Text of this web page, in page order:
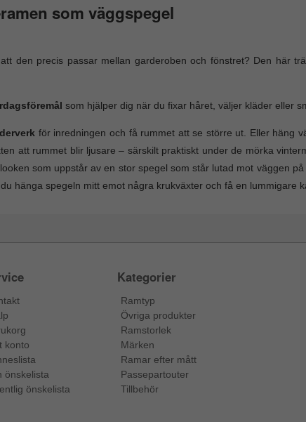
som väggspegel
den precis passar mellan garderoben och fönstret? Den här
som hjälper dig när du fixar håret, väljer kläder eller
för inredningen och få rummet att se större ut. Eller häng
att rummet blir ljusare – särskilt praktiskt under de mörka
som uppstår av en stor spegel som står lutad mot väggen
hänga spegeln mitt emot några krukväxter och få en lummigare
konto
önskelista
önskelista
Kategorier
Ramtyp
Övriga produkter
Ramstorlek
Märken
Ramar efter mått
Passepartouter
Tillbehör